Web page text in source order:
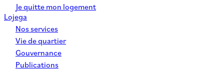
Je quitte mon logement
Lojega
Nos services
Vie de quartier
Gouvernance
Publications